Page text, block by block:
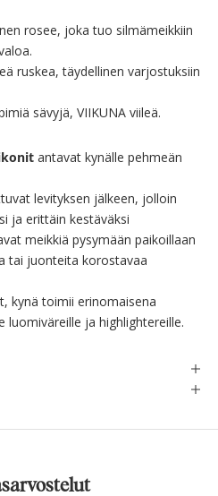
rosee, joka tuo silmämeikkiin
ruskea, täydellinen varjostuksiin
sävyjä, VIIKUNA viileä.
antavat kynälle pehmeän
levityksen jälkeen, jolloin
ja erittäin kestäväksi
meikkiä pysymään paikoillaan
tai juonteita korostavaa
kynä toimii erinomaisena
luomiväreille ja highlightereille.